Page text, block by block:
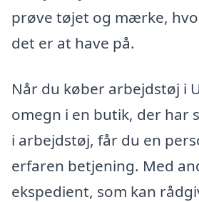
prøve tøjet og mærke,
det er at have på.
Når du køber arbejdstøj i
omegn i en butik, der har
i arbejdstøj, får du en
erfaren betjening. Med
ekspedient, som kan